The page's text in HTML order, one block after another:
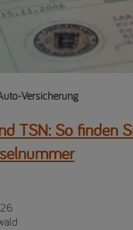
Versicherung
TSN: So finden